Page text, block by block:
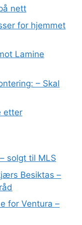
nett
for hjemmet
Lamine
– Skal
etter
solgt til MLS
Besiktas –
for Ventura –